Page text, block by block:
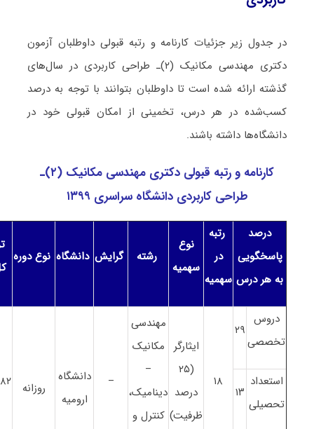
در جدول زیر جزئیات کارنامه و رتبه قبولی داوطلبان آزمون
دکتری مهندسی مکانیک (۲)ـ طراحی کاربردی در سال‌های
گذشته ارائه شده است تا داوطلبان بتوانند با توجه به درصد
کسب‌شده در هر درس، تخمینی از امکان قبولی خود در
دانشگاه‌ها داشته باشند.
کارنامه و رتبه قبولی دکتری مهندسی مکانیک (۲)ـ
طراحی کاربردی دانشگاه سراسری ۱۳۹۹
درصد
پاسخگویی
به هر درس
رتبه
در
سهمیه
نوع
سهمیه
رشته گرایش دانشگاه نوع دوره
دروس
تخصصی
۲۹
۱۸
ایثارگر
(۲۵
درصد
ظرفیت)
مهندسی
مکانیک
–
دینامیک،
ﻛﻨﺘﺮل و
–
دانشگاه
ارومیه
روزانه
استعداد
تحصیلی
۱۳